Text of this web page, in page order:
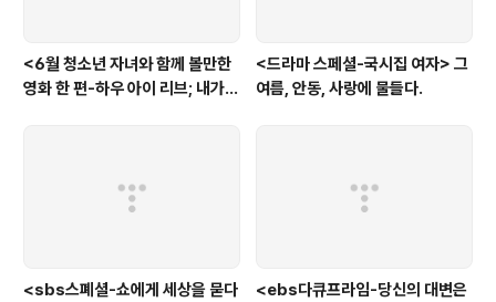
<6월 청소년 자녀와 함께 볼만한
영화 한 편-하우 아이 리브; 내가
<드라마 스페셜-국시집 여자> 그
여름, 안동, 사랑에 물들다.
<sbs스폐셜-쇼에게 세상을 묻다
<ebs다큐프라임-당신의 대변은